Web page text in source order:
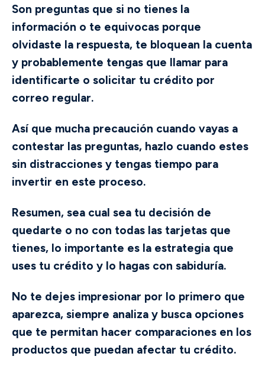
Son preguntas que si no tienes la
información o te equivocas porque
olvidaste la respuesta, te bloquean la cuenta
y probablemente tengas que llamar para
identificarte o solicitar tu crédito por
correo regular.
Así que mucha precaución cuando vayas a
contestar las preguntas, hazlo cuando estes
sin distracciones y tengas tiempo para
invertir en este proceso.
Resumen, sea cual sea tu decisión de
quedarte o no con todas las tarjetas que
tienes, lo importante es la estrategia que
uses tu crédito y lo hagas con sabiduría.
No te dejes impresionar por lo primero que
aparezca, siempre analiza y busca opciones
que te permitan hacer comparaciones en los
productos que puedan afectar tu crédito.